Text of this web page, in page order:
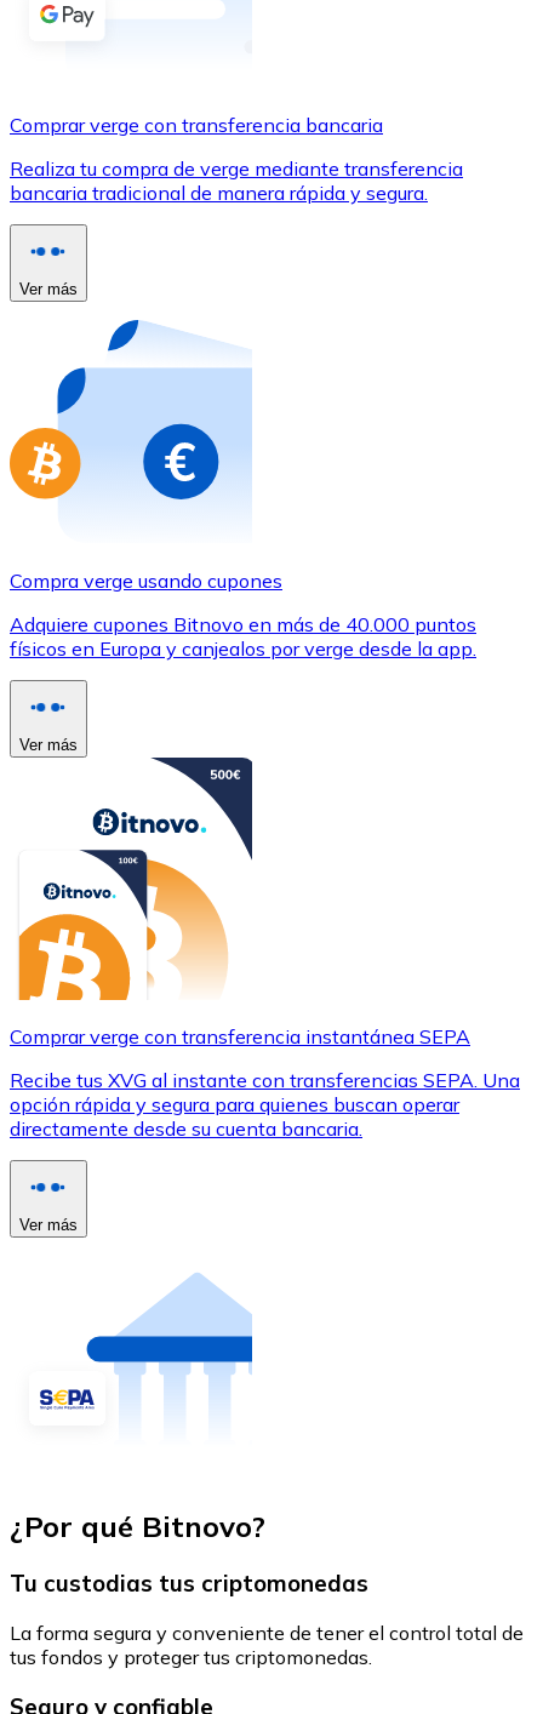
Transferencia SEPA
Utiliza tarjetas Visa y Mastercard para comprar
Comprar con tarjeta
Compra tarjetas regalo de tus marcas favoritas con
Ir a la tienda de tarjetas regalo
Comprar verge con transferencia bancaria
Realiza tu compra de verge mediante transferencia
bancaria tradicional de manera rápida y segura.
Ver más
Compra verge usando cupones
Adquiere cupones Bitnovo en más de 40.000 puntos
físicos en Europa y canjealos por verge desde la app.
Ver más
Comprar verge con transferencia instantánea SEPA
Recibe tus XVG al instante con transferencias SEPA. Una
opción rápida y segura para quienes buscan operar
directamente desde su cuenta bancaria.
Ver más
¿Por qué Bitnovo?
Tu custodias tus criptomonedas
La forma segura y conveniente de tener el control total de
tus fondos y proteger tus criptomonedas.
Seguro y confiable